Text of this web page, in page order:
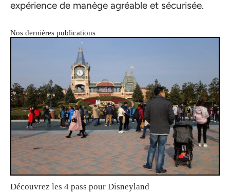
expérience de manège agréable et sécurisée.
Nos dernières publications
Découvrez les 4 pass pour Disneyland